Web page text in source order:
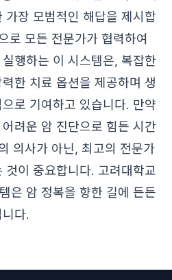
가장 모범적인 해답을 제시합
로 모든 전문가가 협력하여
행하는 이 시스템은, 복잡한
한 치료 옵션을 제공하며 생
로 기여하고 있습니다. 만약
려운 암 진단으로 힘든 시간
의사가 아닌, 최고의 전문가
것이 중요합니다. 고려대학교
은 암 정복을 향한 길에 든든
다.